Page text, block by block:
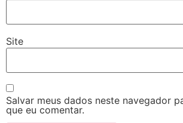
Site
Salvar meus dados neste navegador
que eu comentar.